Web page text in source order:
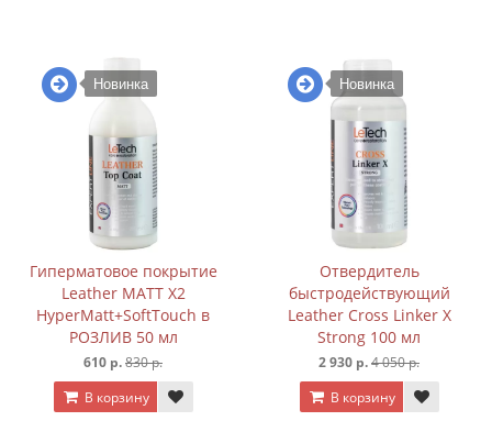
Новинка
Гиперматовое покрытие
Leather MATT X2
HyperMatt+SoftTouch в
РОЗЛИВ 50 мл
610 р.830 р.
В корзину
Новинка
Отвердитель
быстродействующий
Leather Cross Linker X
Strong 100 мл
2 930 р.4 050 р.
В корзину